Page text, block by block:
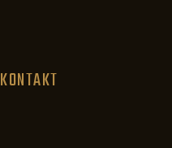
KONTAKT